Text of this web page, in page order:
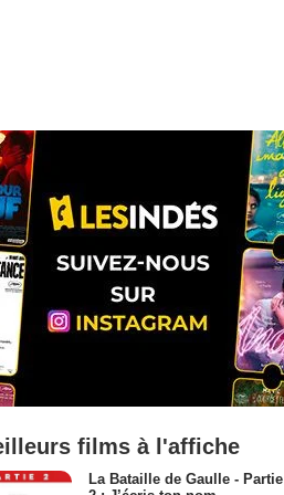
films à l'affiche
La Bataille de Gaulle - Partie